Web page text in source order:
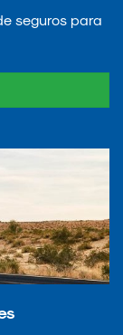
seguros para